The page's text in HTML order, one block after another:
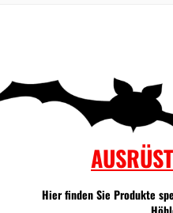
Hier finden Sie Produkte